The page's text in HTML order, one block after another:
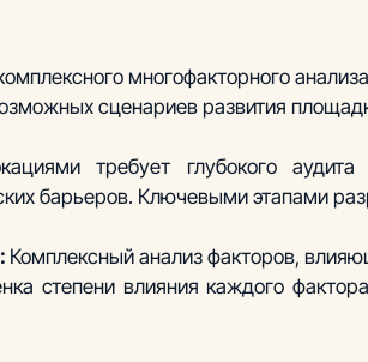
многофакторного
сценариев развития
требует глубокого аудита
барьеров. Ключевыми этапами
Комплексный анализ факторов,
степени влияния каждого